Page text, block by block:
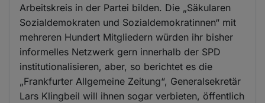
Arbeitskreis in der Partei bilden. Die „Säkularen
Sozialdemokraten und Sozialdemokratinnen“ mit
mehreren Hundert Mitgliedern würden ihr bisher
informelles Netzwerk gern innerhalb der SPD
institutionalisieren, aber, so berichtet es die
„Frankfurter Allgemeine Zeitung“, Generalsekretär
Lars Klingbeil will ihnen sogar verbieten, öffentlich